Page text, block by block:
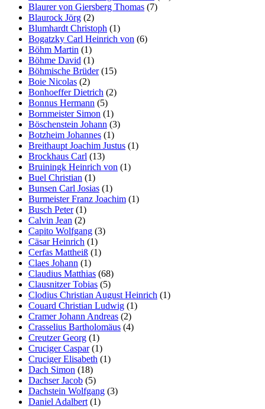
Blaurer von Giersberg Thomas (7)
Blaurock Jörg (2)
Blumhardt Christoph (1)
Bogatzky Carl Heinrich von (6)
Böhm Martin (1)
Böhme David (1)
Böhmische Brüder(15)
Boie Nicolas (2)
Bonhoeffer Dietrich (2)
Bonnus Hermann (5)
Bornmeister Simon (1)
Böschenstein Johann (3)
Botzheim Johannes (1)
Breithaupt Joachim Justus (1)
Brockhaus Carl (13)
Bruiningk Heinrich von (1)
Buel Christian (1)
Bunsen Carl Josias (1)
Burmeister Franz Joachim (1)
Busch Peter(1)
Calvin Jean (2)
Capito Wolfgang (3)
Cäsar Heinrich (1)
Cerfas Mattheiß (1)
Claes Johann (1)
Claudius Matthias (68)
Clausnitzer Tobias (5)
Clodius Christian August Heinrich (1)
Couard Christian Ludwig (1)
Cramer Johann Andreas (2)
Crasselius Bartholomäus (4)
Creutzer Georg (1)
Cruciger Caspar(1)
Cruciger Elisabeth (1)
Dach Simon (18)
Dachser Jacob (5)
Dachstein Wolfgang (3)
Daniel Adalbert(1)